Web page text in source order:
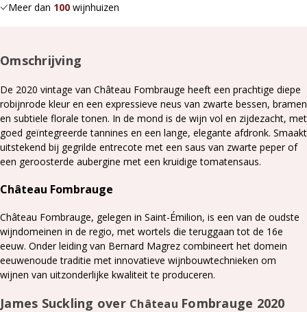
Meer dan 100 wijnhuizen
Omschrijving
De 2020 vintage van Château Fombrauge heeft een prachtige diepe
robijnrode kleur en een expressieve neus van zwarte bessen, bramen
en subtiele florale tonen. In de mond is de wijn vol en zijdezacht, met
goed geïntegreerde tannines en een lange, elegante afdronk. ​ Smaakt
uitstekend bij gegrilde entrecote met een saus van zwarte peper of
een geroosterde aubergine met een kruidige tomatensaus.
Château Fombrauge
Château Fombrauge, gelegen in Saint-Émilion, is een van de oudste
wijndomeinen in de regio, met wortels die teruggaan tot de 16e
eeuw. Onder leiding van Bernard Magrez combineert het domein
eeuwenoude traditie met innovatieve wijnbouwtechnieken om
wijnen van uitzonderlijke kwaliteit te produceren.
James Suckling over Château Fombrauge 2020